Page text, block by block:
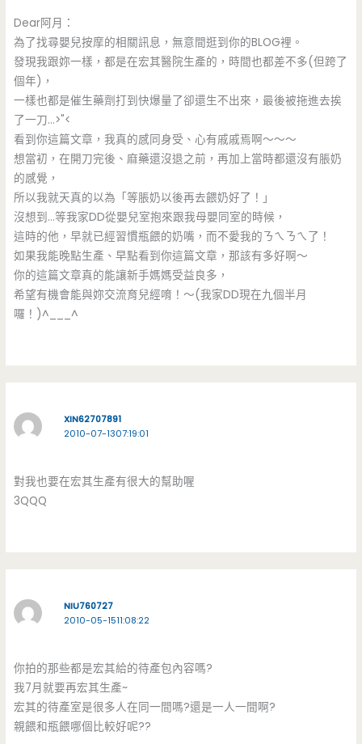
Dear阿月：
為了找尋嬰兒按摩的相關訊息，無意間逛到你的BLOG裡。
發現我跟妳一樣，都是在宏其醫院生產的，時間也都差不多(但跨了
個年)，
一樣也都是催生藥劑打到快爆量了卻還生不出來，最後被拖進去挨
了一刀…>"<
看到你這篇文章，我真的感同身受、心有戚戚焉啊～～～
想當初，在開刀完後、麻藥還沒退之前，再加上當時都還沒有脹奶
的感覺，
所以我就天真的以為「等脹奶以後再去餵奶好了！」
沒想到…等我家DD從嬰兒室抱來跟我母嬰同室的時候，
這時的他，早就已經習慣瓶餵的奶嘴，而不愛我的ㄋㄟㄋㄟ了！
如果我能晚點生產、早點看到你這篇文章，那該有多好啊～
你的這篇文章真的能讓新手媽媽受益良多，
希望有機會能與妳交流育兒經唷！～(我家DD現在九個半月
囉！)^___^
XIN62707891
2010-07-1307:19:01
對我也要在宏其生產有很大的幫助喔
3QQQ
NIU760727
2010-05-1511:08:22
你拍的那些都是宏其給的待產包內容嗎?
我7月就要再宏其生產~
宏其的待產室是很多人在同一間嗎?還是一人一間啊?
親餵和瓶餵哪個比較好呢??